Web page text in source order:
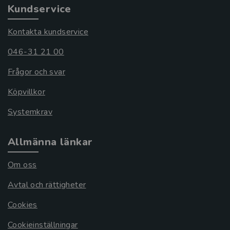
Kundservice
Kontakta kundservice
046-31 21 00
Frågor och svar
Köpvillkor
Systemkrav
Allmänna länkar
Om oss
Avtal och rättigheter
Cookies
Cookieinställningar